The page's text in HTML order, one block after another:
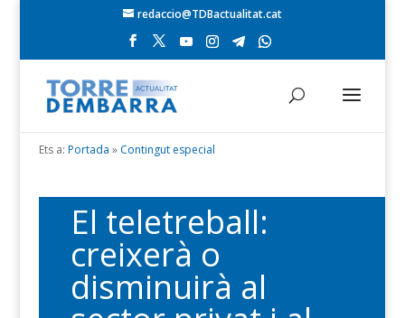
redaccio@TDBactualitat.cat
Ets a: Portada » Contingut especial
El teletreball:
creixerà o
disminuirà al